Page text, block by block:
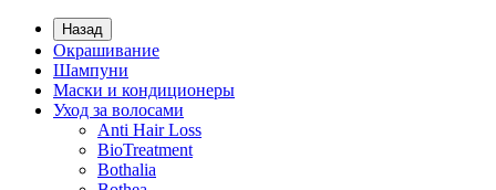
Назад
Окрашивание
Шампуни
Маски и кондиционеры
Уход за волосами
Anti Hair Loss
BioTreatment
Bothalia